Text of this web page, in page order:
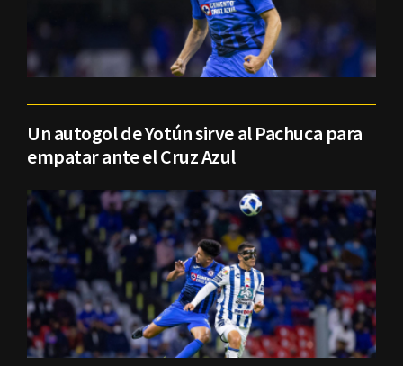
Un autogol de Yotún sirve al Pachuca para
empatar ante el Cruz Azul